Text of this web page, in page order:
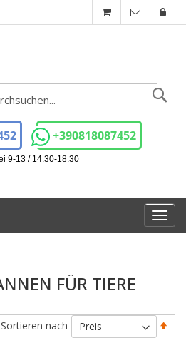
+390818087452
9-13 / 14.30-18.30
FÜR TIERE
Sortieren nach